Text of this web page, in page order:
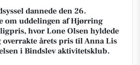
dannede den 26.
om uddelingen af Hjørring
hvor Lone Olsen hyldede
årets pris til Anna Lis
i Bindslev aktivitetsklub.